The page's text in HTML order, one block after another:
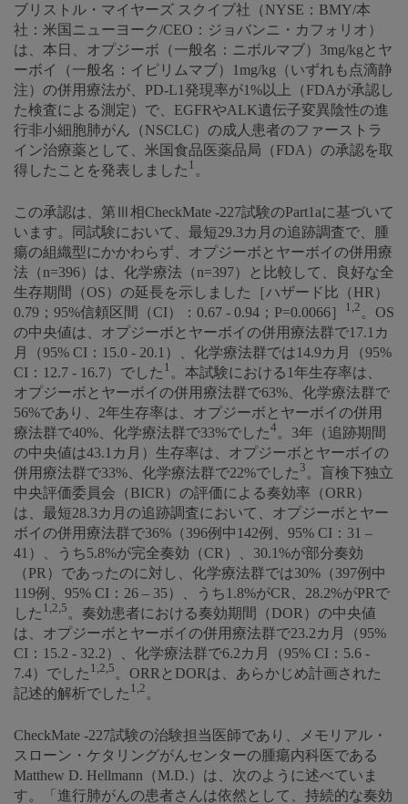
ブリストル・マイヤーズ スクイブ社（NYSE：BMY/本
社：米国ニューヨーク/CEO：ジョバンニ・カフォリオ）
は、本日、オプジーボ（一般名：ニボルマブ）3mg/kgとヤ
ーボイ（一般名：イピリムマブ）1mg/kg（いずれも点滴静
注）の併用療法が、PD-L1発現率が1%以上（FDAが承認し
た検査による測定）で、EGFRやALK遺伝子変異陰性の進
行非小細胞肺がん（NSCLC）の成人患者のファーストラ
イン治療薬として、米国食品医薬品局（FDA）の承認を取
得したことを発表しました 1 。
この承認は、第Ⅲ相CheckMate -227試験のPart1aに基づいて
います。同試験において、最短29.3カ月の追跡調査で、腫
瘍の組織型にかかわらず、オプジーボとヤーボイの併用療
法（n=396）は、化学療法（n=397）と比較して、良好な全
生存期間（OS）の延長を示しました［ハザード比（HR）
0.79；95%信頼区間（CI）：0.67 - 0.94；P=0.0066］
1,2 。OS
の中央値は、オプジーボとヤーボイの併用療法群で17.1カ
月（95% CI：15.0 - 20.1）、化学療法群では14.9カ月（95%
CI：12.7 - 16.7）でした 1 。本試験における1年生存率は、
オプジーボとヤーボイの併用療法群で63%、化学療法群で
56%であり、2年生存率は、オプジーボとヤーボイの併用
療法群で40%、化学療法群で33%でした4。3年（追跡期間
の中央値は43.1カ月）生存率は、オプジーボとヤーボイの
併用療法群で33%、化学療法群で22%でした3 。盲検下独立
中央評価委員会（BICR）の評価による奏効率（ORR）
は、最短28.3カ月の追跡調査において、オプジーボとヤー
ボイの併用療法群で36%（396例中142例、95% CI：31 –
41）、うち5.8%が完全奏効（CR）、30.1%が部分奏効
（PR）であったのに対し、化学療法群では30%（397例中
119例、95% CI：26 – 35）、うち1.8%がCR、28.2%がPRで
した 1,2,5 。奏効患者における奏効期間（DOR）の中央値
は、オプジーボとヤーボイの併用療法群で23.2カ月（95%
CI：15.2 - 32.2）、化学療法群で6.2カ月（95% CI：5.6 -
7.4）でした 1,2,5 。ORRとDORは、あらかじめ計画された
記述的解析でした 1,2 。
CheckMate -227試験の治験担当医師であり、メモリアル・
スローン・ケタリングがんセンターの腫瘍内科医である
Matthew D. Hellmann（M.D.）は、次のように述べていま
す。「進行肺がんの患者さんは依然として、持続的な奏効